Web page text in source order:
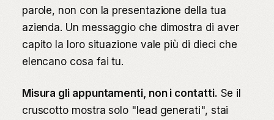
parole, non con la presentazione della tua
azienda. Un messaggio che dimostra di aver
capito la loro situazione vale più di dieci che
elencano cosa fai tu.
Misura gli appuntamenti, non i contatti. Se il
cruscotto mostra solo "lead generati", stai